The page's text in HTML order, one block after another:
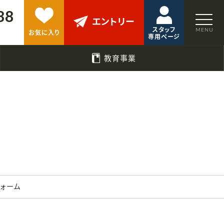
お気に入り
エントリー
スタッフ
専用ページ
教育事業
ーム